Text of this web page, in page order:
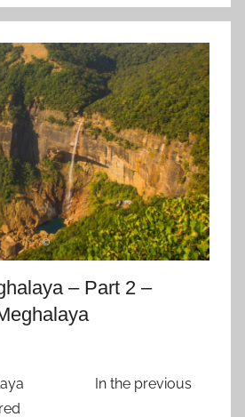
– Part 2 –
In the previous